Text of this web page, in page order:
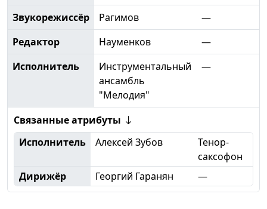
Звукорежиссёр
Рагимов
—
Редактор
Науменков
—
Исполнитель
Инструментальный
ансамбль
"Мелодия"
—
Связанные атрибуты
Исполнитель
Алексей Зубов
Тенор-
саксофон
Дирижёр
Георгий Гаранян —